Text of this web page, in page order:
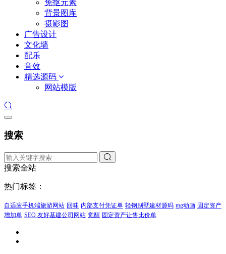
免抠元素
背景图库
摄影图
广告设计
文化墙
配乐
音效
精选源码
网站模版
搜索
搜索全站
热门标签：
自适应手机端旅游网站 回味 内部支付凭证单 轻钢别墅建材源码 mg动画 固定资产
增加单 SEO 友好基建公司网站 觉醒 固定资产让售比价单